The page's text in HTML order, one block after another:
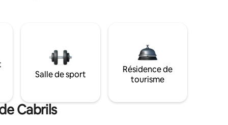
Salle de sport
Résidence de
tourisme
Cabrils